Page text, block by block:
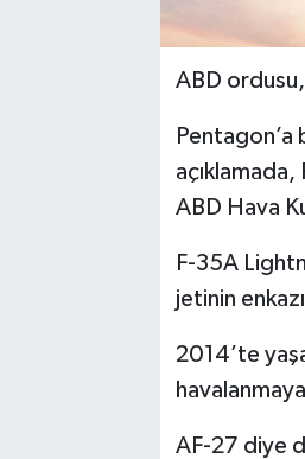
ABD
Pentagon’a
ABD Hava
F-35A
jetinin
2014’te
AF-27 diye